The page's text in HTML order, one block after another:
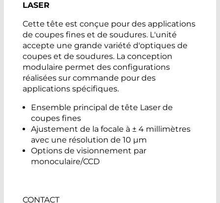
LASER
Cette tête est conçue pour des applications
de coupes fines et de soudures. L'unité
accepte une grande variété d'optiques de
coupes et de soudures. La conception
modulaire permet des configurations
réalisées sur commande pour des
applications spécifiques.
Ensemble principal de tête Laser de
coupes fines
Ajustement de la focale à ± 4 millimètres
avec une résolution de 10 µm
Options de visionnement par
monoculaire/CCD
CONTACT